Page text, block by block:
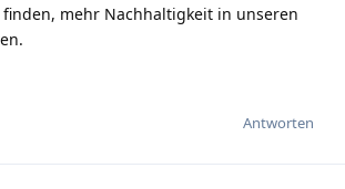
mehr Nachhaltigkeit in unseren
Antworten